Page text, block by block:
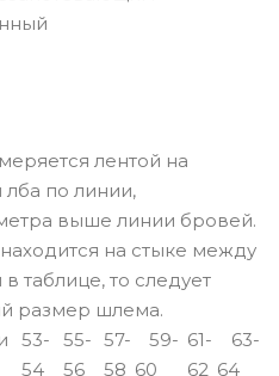
лентой на
по линии,
выше линии бровей.
на стыке между
таблице, то следует
размер шлема.
53-
54
55-
56
57-
58
59-
60
61-
62
63-
64